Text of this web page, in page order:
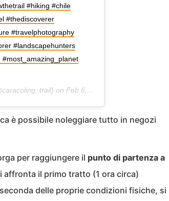
#hiking #chile
#thediscoverer
#travelphotography
#landscapehunters
on Feb 6, 2019 at 3:04am PST
è possibile noleggiare tutto in negozi
per raggiungere il punto di partenza a
affronta il primo tratto (1 ora circa)
delle proprie condizioni fisiche, si